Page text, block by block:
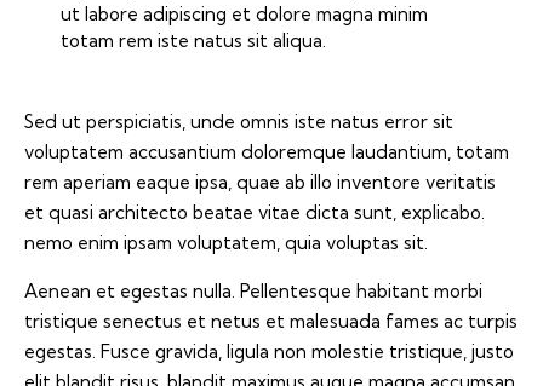
ut labore adipiscing et dolore magna minim
totam rem iste natus sit aliqua.
Sed ut perspiciatis, unde omnis iste natus error sit
voluptatem accusantium doloremque laudantium, totam
rem aperiam eaque ipsa, quae ab illo inventore veritatis
et quasi architecto beatae vitae dicta sunt, explicabo.
nemo enim ipsam voluptatem, quia voluptas sit.
Aenean et egestas nulla. Pellentesque habitant morbi
tristique senectus et netus et malesuada fames ac turpis
egestas. Fusce gravida, ligula non molestie tristique, justo